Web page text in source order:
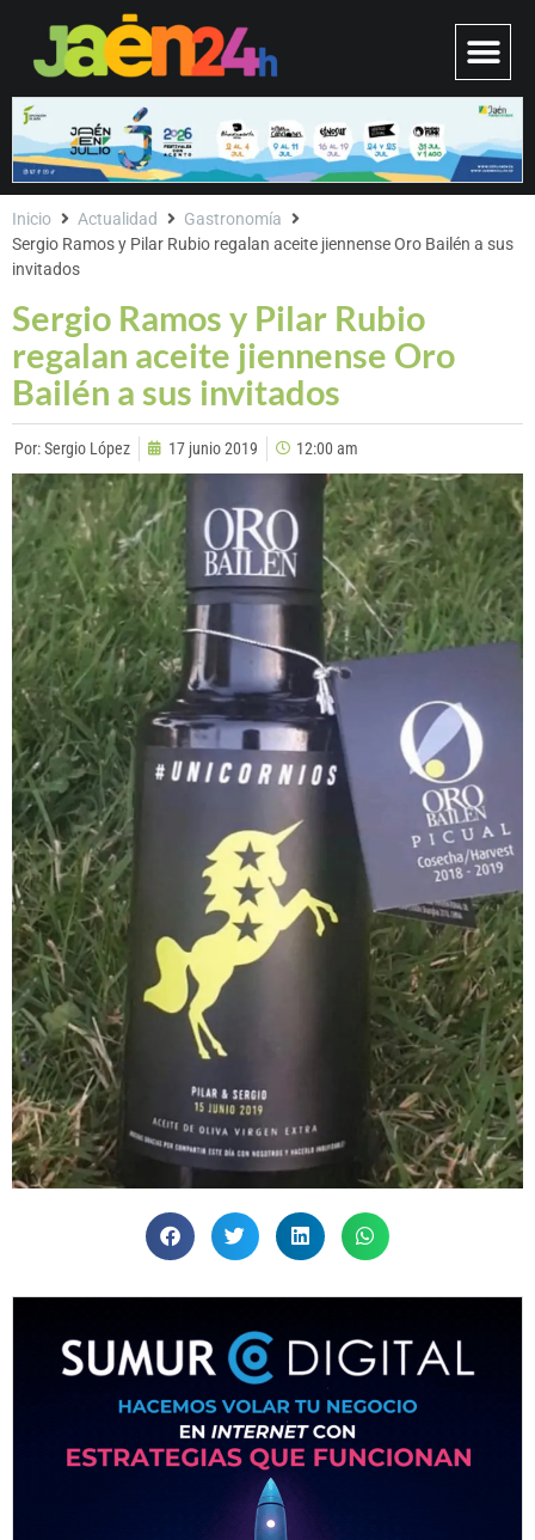
Sergio Ramos y Pilar Rubio
regalan aceite jiennense Oro
Bailén a sus invitados
Inicio Actualidad
Gastronomía
Sergio Ramos y Pilar Rubio regalan aceite jiennense Oro Bailén a sus
invitados
Por:Sergio López 17 junio 2019 12:00 am